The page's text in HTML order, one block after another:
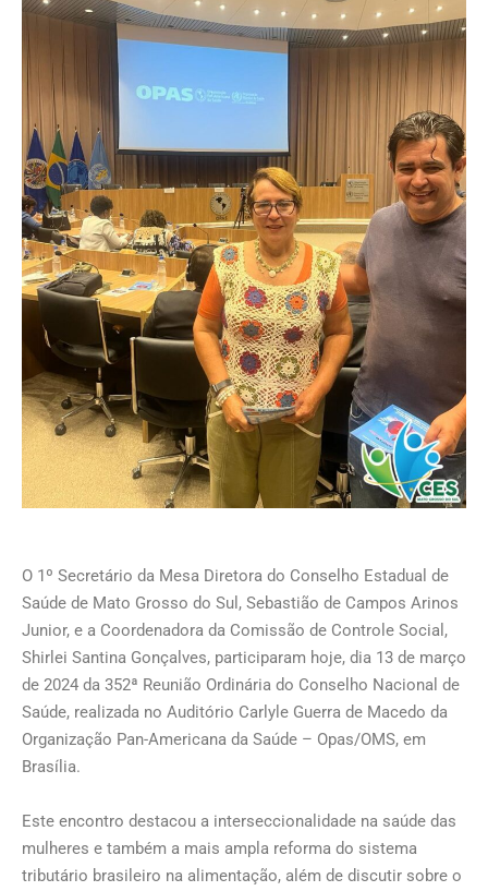
O 1º Secretário da Mesa Diretora do Conselho Estadual de
Saúde de Mato Grosso do Sul, Sebastião de Campos Arinos
Junior, e a Coordenadora da Comissão de Controle Social,
Shirlei Santina Gonçalves, participaram hoje, dia 13 de março
de 2024 da 352ª Reunião Ordinária do Conselho Nacional de
Saúde, realizada no Auditório Carlyle Guerra de Macedo da
Organização Pan-Americana da Saúde – Opas/OMS, em
Brasília.
Este encontro destacou a interseccionalidade na saúde das
mulheres e também a mais ampla reforma do sistema
tributário brasileiro na alimentação, além de discutir sobre o